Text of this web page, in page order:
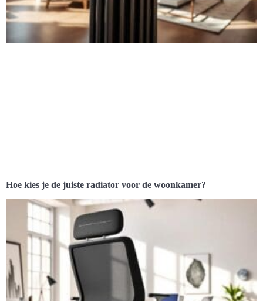
Hoe kies je de juiste radiator voor de woonkamer?